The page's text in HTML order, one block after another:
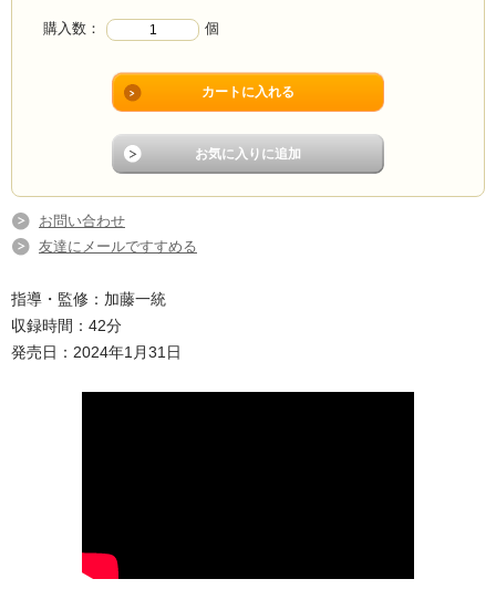
購入数： 個
お問い合わせ
友達にメールですすめる
指導・監修：加藤一統
収録時間：42分
発売日：2024年1月31日